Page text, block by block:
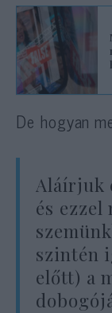
De hogyan
Aláírjuk
és ezzel
szintén
előtt) a